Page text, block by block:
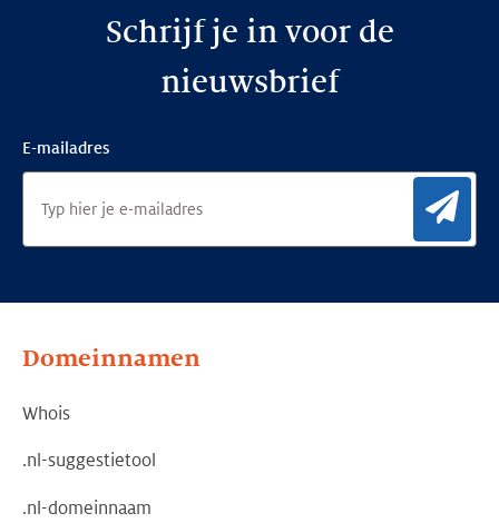
Schrijf je in voor de
nieuwsbrief
E-mailadres
Domeinnamen
Whois
.nl-suggestietool
.nl-domeinnaam